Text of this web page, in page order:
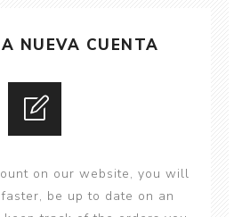
NUEVA CUENTA
on our website, you will
be up to date on an